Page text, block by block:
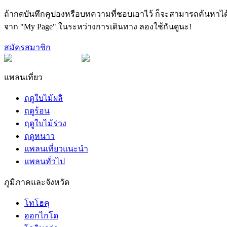
ถ้ากดบันทึกคูปองหรือบทความที่ชอบเอาไว้ ก็จะสามารถค้นหาไ
จาก "My Page" ในระหว่างการเดินทาง ลองใช้กันดูนะ!
สมัครสมาชิก
แพลนเที่ยว
ฤดูใบไม้ผลิ
ฤดูร้อน
ฤดูใบไม้ร่วง
ฤดูหนาว
แพลนเที่ยวแนะนำ
แพลนทั่วไป
ภูมิภาคและจังหวัด
โทโฮคุ
ฮอกไกโด